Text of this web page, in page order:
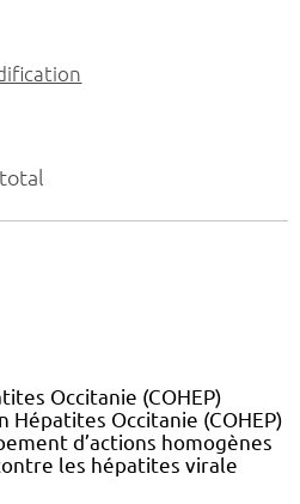
Occitanie (COHEP)
Hépatites Occitanie (COHEP)
d’actions homogènes
les hépatites virale